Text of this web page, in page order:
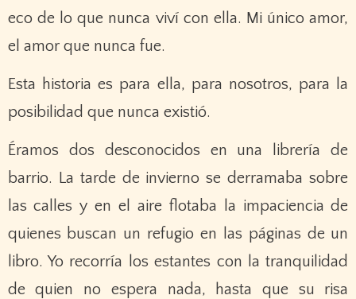
eco de lo que nunca viví con ella. Mi único amor,
el amor que nunca fue.
Esta historia es para ella, para nosotros, para la
posibilidad que nunca existió.
Éramos dos desconocidos en una librería de
barrio. La tarde de invierno se derramaba sobre
las calles y en el aire flotaba la impaciencia de
quienes buscan un refugio en las páginas de un
libro. Yo recorría los estantes con la tranquilidad
de quien no espera nada, hasta que su risa